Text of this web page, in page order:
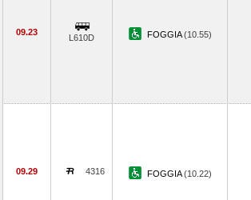
09.23
L610D FOGGIA(10.55)
09.29 4316 FOGGIA(10.22)